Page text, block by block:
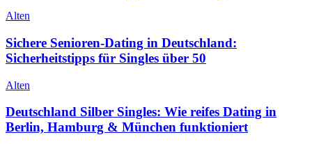
Alten
Sichere Senioren-Dating in Deutschland:
Sicherheitstipps für Singles über 50
Alten
Deutschland Silber Singles: Wie reifes Dating in
Berlin, Hamburg & München funktioniert